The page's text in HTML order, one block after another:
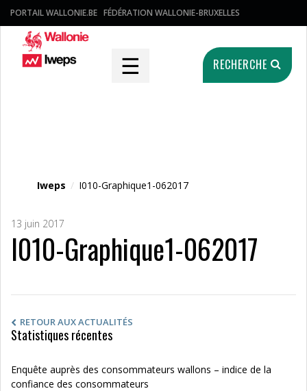
PORTAIL WALLONIE.BE FÉDÉRATION WALLONIE-BRUXELLES
☰ RECHERCHE
Iweps / I010-Graphique1-062017
13 juin 2017
I010-Graphique1-062017
RETOUR AUX ACTUALITÉS
Statistiques récentes
Enquête auprès des consommateurs wallons – indice de la
confiance des consommateurs